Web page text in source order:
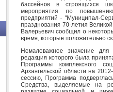
бассейнов в строящихся
мероприятия по
предприятий - "Муниципал-
празднования 70-летия
Валерьевич сообщил о
время, которые положительно
Немаловажное значение
редакция которого была
Программы комплексного
Архангельской области на
сессию, Программа
Средства, выделяемые на